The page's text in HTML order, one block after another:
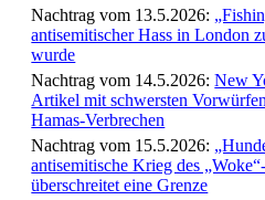
Nachtrag vom 13.5.2026:
antisemitischer Hass in London
wurde
Nachtrag vom 14.5.2026:New
Artikel mit schwersten
Hamas-Verbrechen
Nachtrag vom 15.5.2026:
antisemitische Krieg des
überschreitet eine Grenze